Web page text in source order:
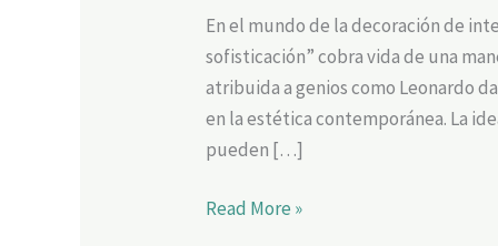
En el mundo de la decoración de
sofisticación” cobra vida de una
atribuida a genios como Leonardo
en la estética contemporánea. La
pueden […]
Read More »